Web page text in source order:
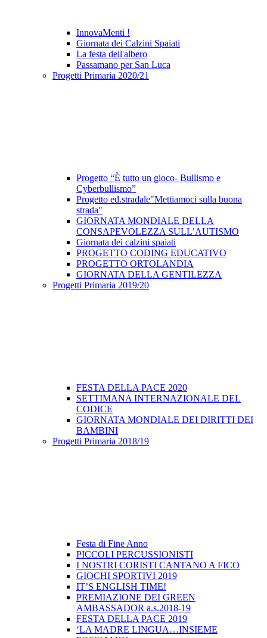
InnovaMenti !
Giornata dei Calzini Spaiati
La festa dell'albero
Passamano per San Luca
Progetti Primaria 2020/21
Progetto “È tutto un gioco- Bullismo e
Cyberbullismo”
Progetto ed.stradale"Mettiamoci sulla buona
strada"
GIORNATA MONDIALE DELLA
CONSAPEVOLEZZA SULL’AUTISMO
Giornata dei calzini spaiati
PROGETTO CODING EDUCATIVO
PROGETTO ORTOLANDIA
GIORNATA DELLA GENTILEZZA
Progetti Primaria 2019/20
FESTA DELLA PACE 2020
SETTIMANA INTERNAZIONALE DEL
CODICE
GIORNATA MONDIALE DEI DIRITTI DEI
BAMBINI
Progetti Primaria 2018/19
Festa di Fine Anno
PICCOLI PERCUSSIONISTI
I NOSTRI CORISTI CANTANO A FICO
GIOCHI SPORTIVI 2019
IT’S ENGLISH TIME!
PREMIAZIONE DEI GREEN
AMBASSADOR a.s.2018-19
FESTA DELLA PACE 2019
‘LA MADRE LINGUA…INSIEME